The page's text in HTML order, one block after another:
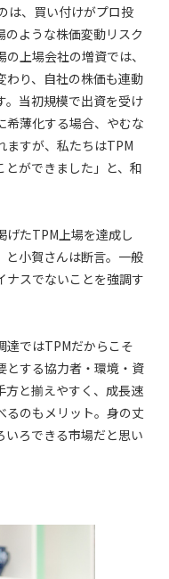
は、買い付けがプロ投
ような株価変動リスク
上場会社の増資では、
わり、自社の株価も連動
。当初規模で出資を受け
希薄化する場合、やむな
ますが、私たちはTPM
ができました」と、和
たTPM上場を達成し
と小賀さんは断言。一般
ナスでないことを強調す
達ではTPMだからこそ
とする協力者・環境・資
方と揃えやすく、成長速
るのもメリット。身の丈
いろできる市場だと思い